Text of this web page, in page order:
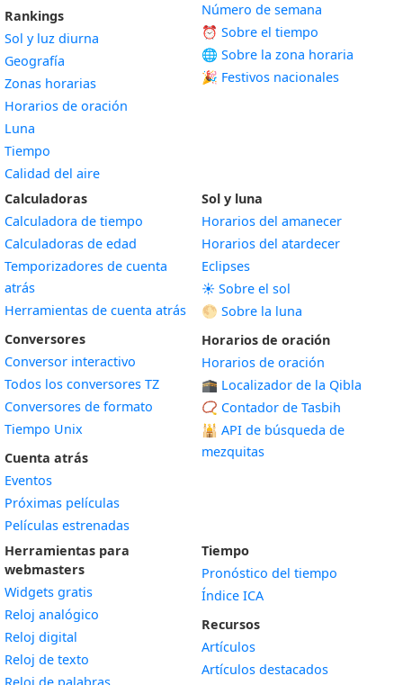
Rankings
Sol y luz diurna
Geografía
Zonas horarias
Horarios de oración
Luna
Tiempo
Calidad del aire
Número de semana
⏰ Sobre el tiempo
🌐 Sobre la zona horaria
🎉 Festivos nacionales
Calculadoras
Calculadora de tiempo
Calculadoras de edad
Temporizadores de cuenta
atrás
Herramientas de cuenta atrás
Conversores
Conversor interactivo
Todos los conversores TZ
Conversores de formato
Tiempo Unix
Cuenta atrás
Eventos
Próximas películas
Películas estrenadas
Sol y luna
Horarios del amanecer
Horarios del atardecer
Eclipses
☀️ Sobre el sol
🌕 Sobre la luna
Horarios de oración
Horarios de oración
🕋 Localizador de la Qibla
📿 Contador de Tasbih
🕌 API de búsqueda de
mezquitas
Herramientas para
webmasters
Widgets gratis
Reloj analógico
Reloj digital
Reloj de texto
Tiempo
Pronóstico del tiempo
Índice ICA
Recursos
Artículos
Artículos destacados